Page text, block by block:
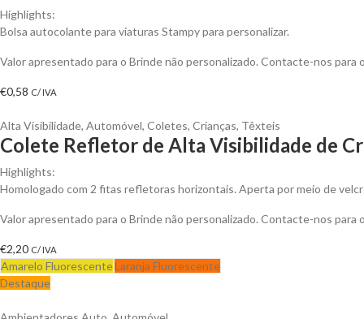
Highlights:
Bolsa autocolante para viaturas Stampy para personalizar.
Valor apresentado para o Brinde não personalizado. Contacte-nos
€0,58 C/ IVA
Alta Visibilidade, Automóvel, Coletes, Crianças, Têxteis
Colete Refletor de Alta Visibilidade de
Highlights:
Homologado com 2 fitas refletoras horizontais. Aperta por meio de
Valor apresentado para o Brinde não personalizado. Contacte-nos
€2,20 C/ IVA
Amarelo FluorescenteLaranja Fluorescente
Destaque